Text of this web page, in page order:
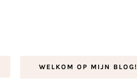
WELKOM OP MIJN BLOG!